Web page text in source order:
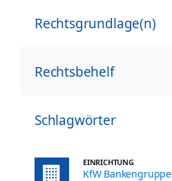
Rechtsgrundlage(n)
Rechtsbehelf
Schlagwörter
EINRICHTUNG
KfW Bankengruppe